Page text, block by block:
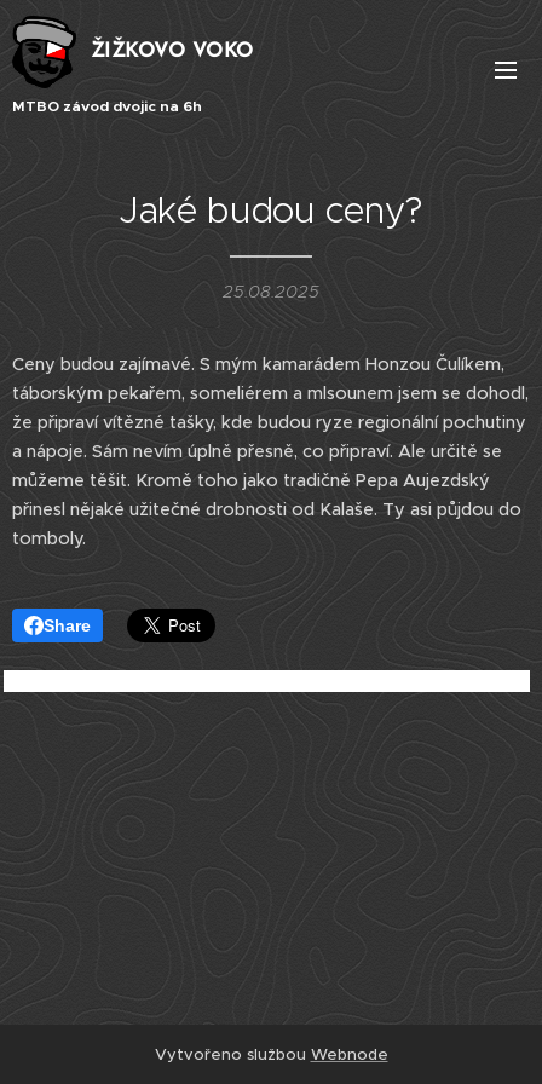
ŽIŽKOVO VOKO
MTBO závod dvojic na 6h
Jaké budou ceny?
25.08.2025
Ceny budou zajímavé. S mým kamarádem Honzou Čulíkem,
táborským pekařem, someliérem a mlsounem jsem se dohodl,
že připraví vítězné tašky, kde budou ryze regionální pochutiny
a nápoje. Sám nevím úplně přesně, co připraví. Ale určitě se
můžeme těšit. Kromě toho jako tradičně Pepa Aujezdský
přinesl nějaké užitečné drobnosti od Kalaše. Ty asi půjdou do
tomboly.
Share
Vytvořeno službou Webnode